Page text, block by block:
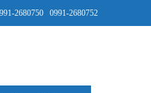
2680750 0991-2680752